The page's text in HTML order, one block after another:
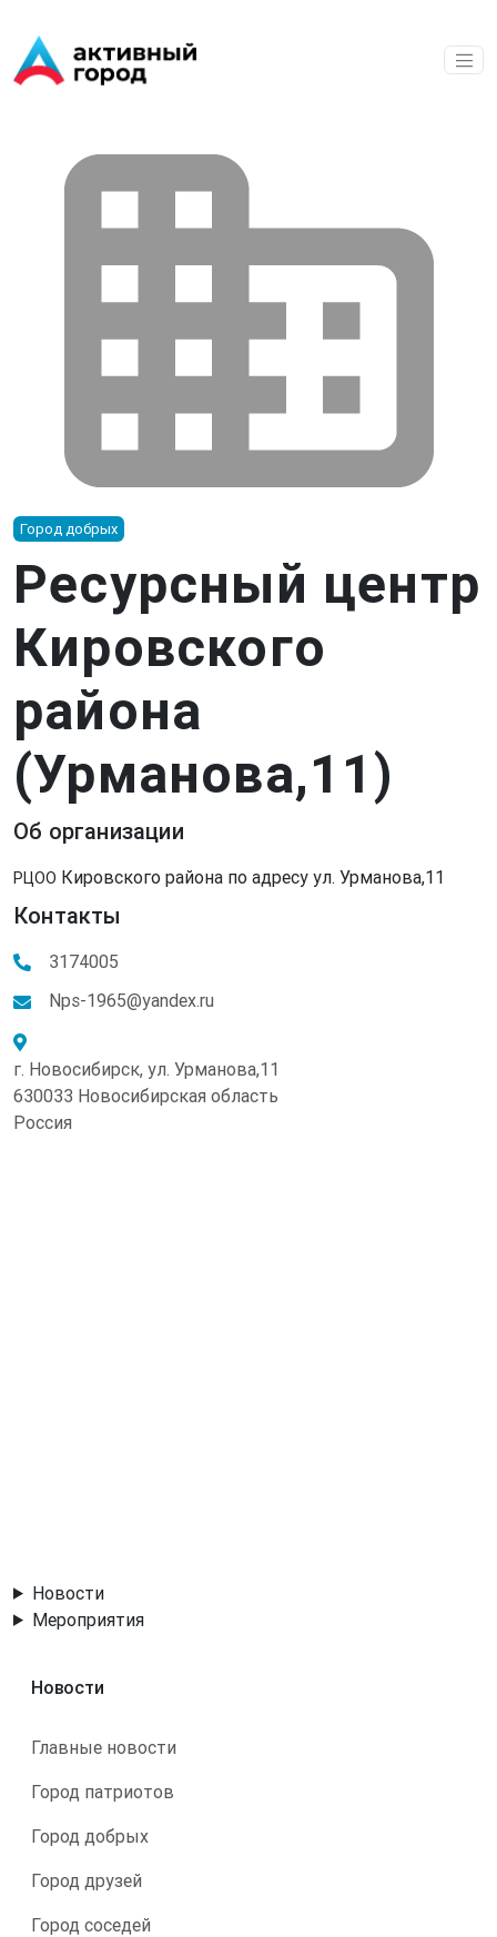
Город добрых
Ресурсный центр
Кировского
района
(Урманова,11)
Об организации
РЦОО Кировского района по адресу ул. Урманова,11
Контакты
3174005
Nps-1965@yandex.ru
г. Новосибирск, ул. Урманова,11
630033 Новосибирская область
Россия
Новости
Мероприятия
Новости
Главные новости
Город патриотов
Город добрых
Город друзей
Город соседей